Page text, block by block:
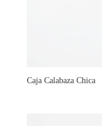
Caja Calabaza Chica